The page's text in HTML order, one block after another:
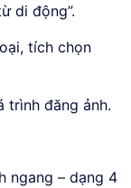
di động”.
tích chọn
trình đăng ảnh.
ngang – dạng 4